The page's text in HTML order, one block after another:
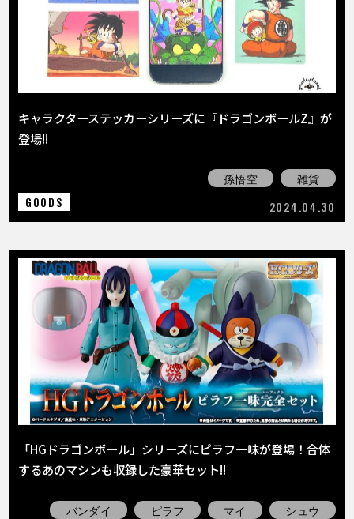
キャラクターステッカーシリーズに『ドラゴンボールZ』が
登場!!
孫悟空
雑貨
GOODS
2024.04.30
「HGドラゴンボール」シリーズにピラフ一味が登場！合体
するあのマシンも収録した豪華セット!!
バンダイ ピラフ マイ
シュウ